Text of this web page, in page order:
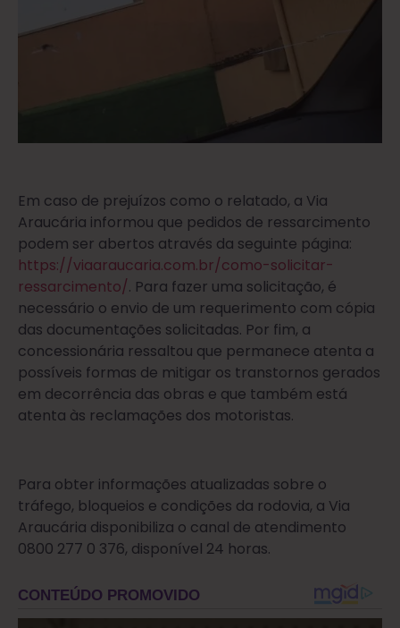
Em caso de prejuízos como o relatado, a Via
Araucária informou que pedidos de ressarcimento
podem ser abertos através da seguinte página:
https://viaaraucaria.com.br/como-solicitar-
ressarcimento/. Para fazer uma solicitação, é
necessário o envio de um requerimento com cópia
das documentações solicitadas. Por fim, a
concessionária ressaltou que permanece atenta a
possíveis formas de mitigar os transtornos gerados
em decorrência das obras e que também está
atenta às reclamações dos motoristas.
Para obter informações atualizadas sobre o
tráfego, bloqueios e condições da rodovia, a Via
Araucária disponibiliza o canal de atendimento
0800 277 0 376, disponível 24 horas.